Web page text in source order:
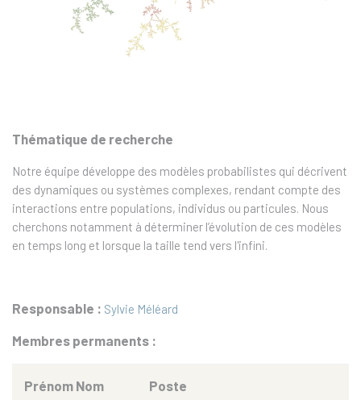
Thématique de recherche
Notre équipe développe des modèles probabilistes qui décrivent
des dynamiques ou systèmes complexes, rendant compte des
interactions entre populations, individus ou particules. Nous
cherchons notamment à déterminer l’évolution de ces modèles
en temps long et lorsque la taille tend vers l'infini.
Responsable : Sylvie Méléard
Membres permanents :
Prénom Nom Poste